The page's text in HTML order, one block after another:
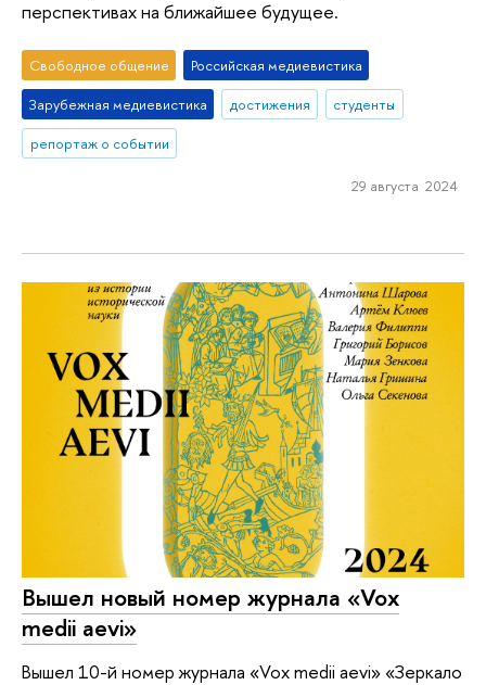
перспективах на ближайшее будущее.
Свободное общение
Российская медиевистика
Зарубежная медиевистика
достижения
студенты
репортаж о событии
29 августа 2024
Вышел новый номер журнала «Vox
medii aevi»
Вышел 10-й номер журнала «Vox medii aevi» «Зеркало